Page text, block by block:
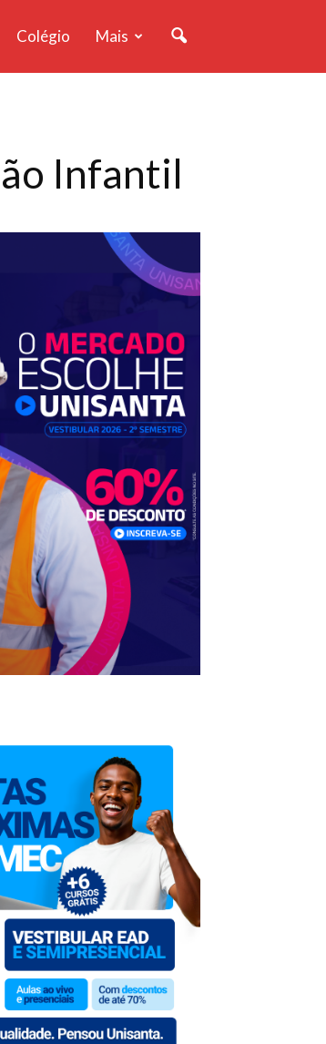
Colégio Mais
Infantil